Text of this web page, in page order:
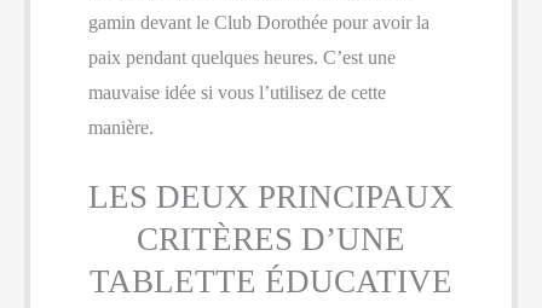
gamin devant le Club Dorothée pour avoir la
paix pendant quelques heures. C’est une
mauvaise idée si vous l’utilisez de cette
manière.
LES DEUX PRINCIPAUX
CRITÈRES D’UNE
TABLETTE ÉDUCATIVE